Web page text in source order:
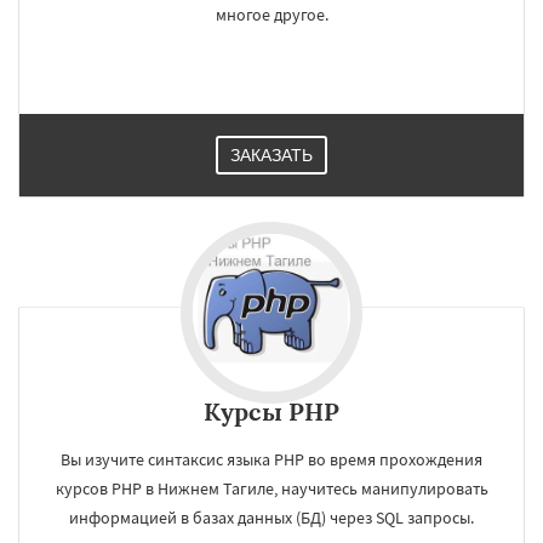
Работаем по
регионам
×
многое другое.
ЗАКАЗАТЬ
Курсы PHP
Вы изучите синтаксис языка PHP во время прохождения
курсов PHP в Нижнем Тагиле, научитесь манипулировать
информацией в базах данных (БД) через SQL запросы.
УЗНАТЬ ПОДРОБНЕЕ ×